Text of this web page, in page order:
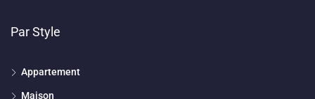
Par Style
Appartement
Maison